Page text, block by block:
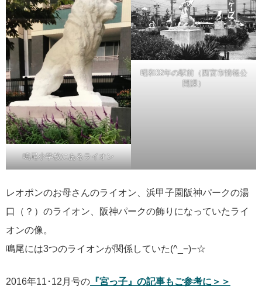
鳴尾小学校にあるライオン
昭和32年の駅前（西宮市情報公
開課）
レオポンのお母さんのライオン、浜甲子園阪神パークの湯
口（？）のライオン、阪神パークの飾りになっていたライ
オンの像。
鳴尾には3つのライオンが関係していた(^_−)−☆
2016年11･12月号の 『宮っ子』の記事もご参考に＞＞